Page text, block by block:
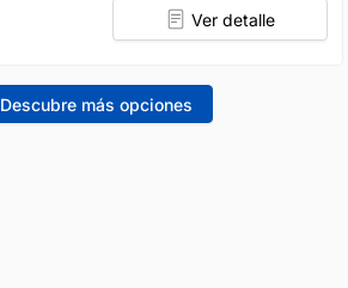
Ver detalle
Descubre más opciones